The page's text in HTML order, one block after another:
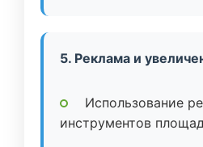
5. Реклама и
Использование
инструментов